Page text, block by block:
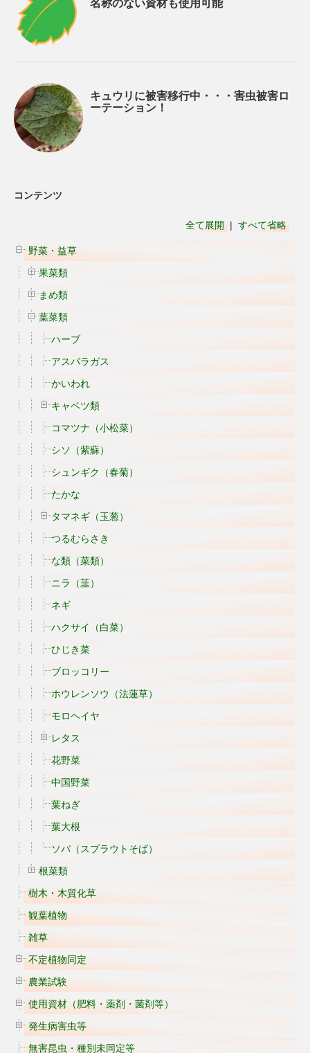
名称のない資材も使用可能
キュウリに被害移行中・・・害虫被害ロ
ーテーション！
コンテンツ
全て展開 | すべて省略
野菜・益草
果菜類
まめ類
葉菜類
ハーブ
アスパラガス
かいわれ
キャベツ類
コマツナ（小松菜）
シソ（紫蘇）
シュンギク（春菊）
たかな
タマネギ（玉葱）
つるむらさき
な類（菜類）
ニラ（韮）
ネギ
ハクサイ（白菜）
ひじき菜
ブロッコリー
ホウレンソウ（法蓮草）
モロヘイヤ
レタス
花野菜
中国野菜
葉ねぎ
葉大根
ソバ（スプラウトそば）
根菜類
樹木・木質化草
観葉植物
雑草
不定植物同定
農業試験
使用資材（肥料・薬剤・菌剤等）
発生病害虫等
無害昆虫・種別未同定等